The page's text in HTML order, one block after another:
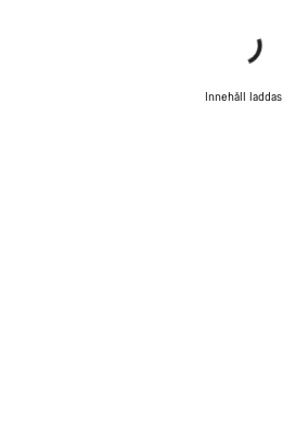
Innehåll laddas
Behöver du hjälp?